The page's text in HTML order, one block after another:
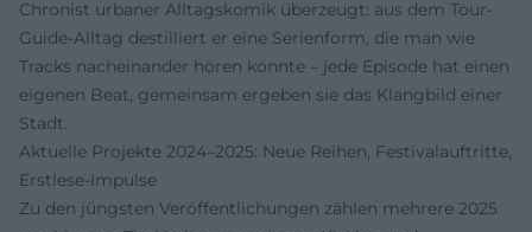
Chronist urbaner Alltagskomik überzeugt: aus dem Tour-
Guide-Alltag destilliert er eine Serienform, die man wie
Tracks nacheinander hören könnte – jede Episode hat einen
eigenen Beat, gemeinsam ergeben sie das Klangbild einer
Stadt.
Aktuelle Projekte 2024–2025: Neue Reihen, Festivalauftritte,
Erstlese-Impulse
Zu den jüngsten Veröffentlichungen zählen mehrere 2025